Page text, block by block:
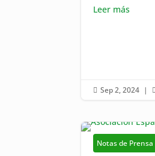
Leer más
 Sep 2, 2024 | 
Notas de Prensa